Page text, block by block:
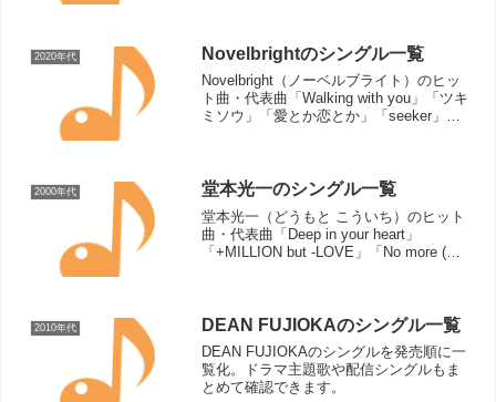
2020年代 Novelbrightのシングル一覧
Novelbright（ノーベルブライト）のヒッ
ト曲・代表曲「Walking with you」「ツキ
ミソウ」「愛とか恋とか」「seeker」
2000年代 堂本光一のシングル一覧
堂本光一（どうもと こういち）のヒット
曲・代表曲「Deep in your heart」
「+MILLION but -LOVE」「No more (米
2010年代 DEAN FUJIOKAのシングル一覧
DEAN FUJIOKAのシングルを発売順に一
覧化。ドラマ主題歌や配信シングルもま
とめて確認できます。